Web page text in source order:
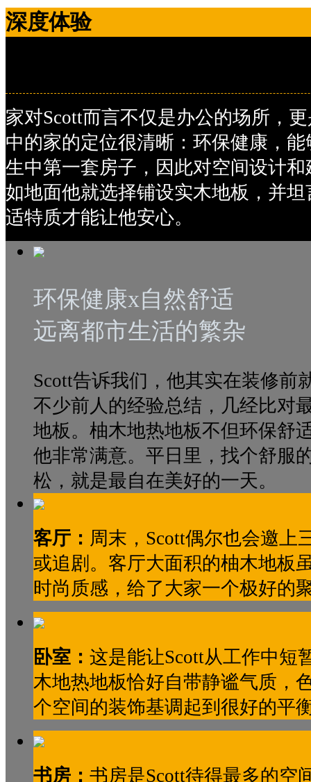
深度体验
家对Scott而言不仅是办公的场所，
中的家的定位很清晰：环保健康，
生中第一套房子，因此对空间设计
如地面他就选择铺设实木地板，并
适特质才能让他安心。
环保健康x自然舒适
远离都市生活的繁杂
Scott告诉我们，他其实在装修前
不少前人的经验总结，几经比对
地板。柚木地热地板不但环保舒
他非常满意。平日里，找个舒服
松，就是最自在美好的一天。
客厅： 周末，Scott偶尔也会邀上
或追剧。客厅大面积的柚木地板
时尚质感，给了大家一个极好的
卧室： 这是能让Scott从工作中短
木地热地板恰好自带静谧气质，
个空间的装饰基调起到很好的平
书房： 书房是Scott待得最多的空